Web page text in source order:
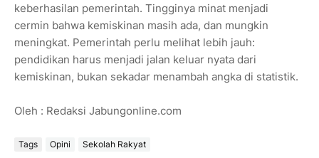
keberhasilan pemerintah. Tingginya minat menjadi
cermin bahwa kemiskinan masih ada, dan mungkin
meningkat. Pemerintah perlu melihat lebih jauh:
pendidikan harus menjadi jalan keluar nyata dari
kemiskinan, bukan sekadar menambah angka di statistik.
Oleh : Redaksi Jabungonline.com
Tags Opini Sekolah Rakyat